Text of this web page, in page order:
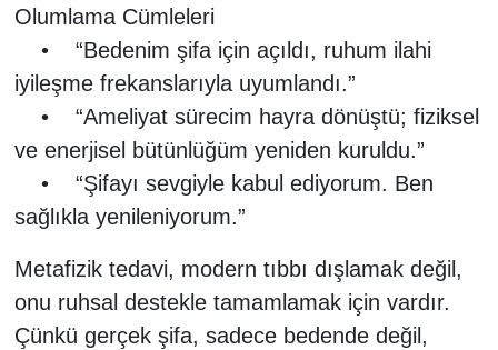
Olumlama Cümleleri
• “Bedenim şifa için açıldı, ruhum ilahi
iyileşme frekanslarıyla uyumlandı.”
• “Ameliyat sürecim hayra dönüştü; fiziksel
ve enerjisel bütünlüğüm yeniden kuruldu.”
• “Şifayı sevgiyle kabul ediyorum. Ben
sağlıkla yenileniyorum.”
Metafizik tedavi, modern tıbbı dışlamak değil,
onu ruhsal destekle tamamlamak için vardır.
Çünkü gerçek şifa, sadece bedende değil,